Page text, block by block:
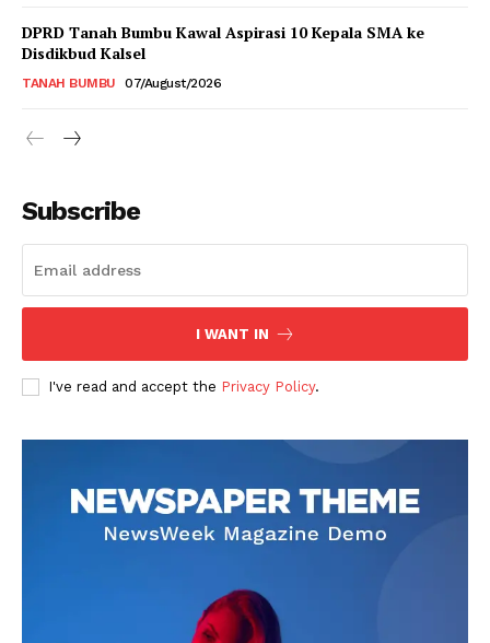
DPRD Tanah Bumbu Kawal Aspirasi 10 Kepala SMA ke
Disdikbud Kalsel
TANAH BUMBU 07/August/2026
Subscribe
I WANT IN
I've read and accept the Privacy Policy.